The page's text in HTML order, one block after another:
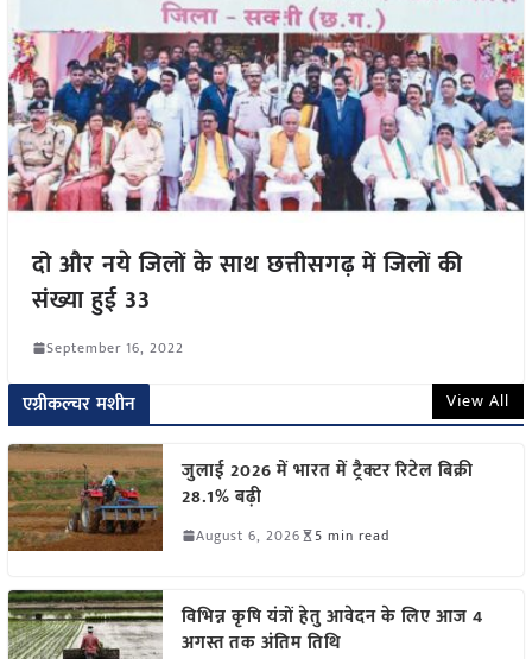
दो और नये जिलों के साथ छत्तीसगढ़ में जिलों की
संख्या हुई 33
September 16, 2022
एग्रीकल्चर मशीन View All
जुलाई 2026 में भारत में ट्रैक्टर रिटेल बिक्री
28.1% बढ़ी
August 6, 2026 5 min read
विभिन्न कृषि यंत्रों हेतु आवेदन के लिए आज 4
अगस्त तक अंतिम तिथि